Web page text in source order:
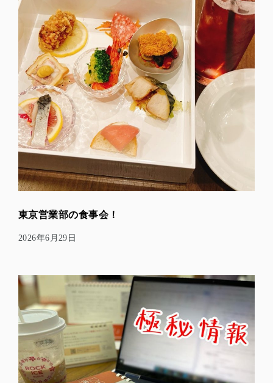
東京営業部の食事会！
2026年6月29日